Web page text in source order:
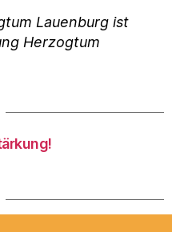
Lauenburg ist
Herzogtum